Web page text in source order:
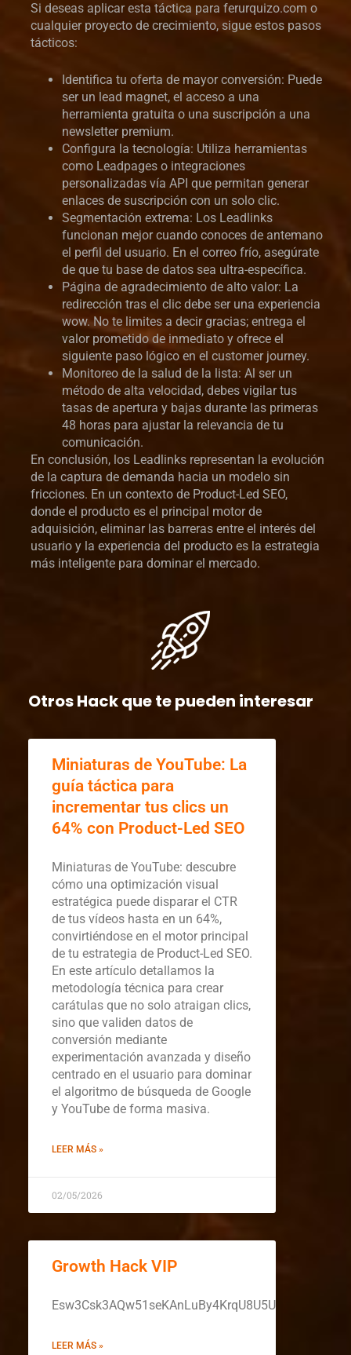
Si deseas aplicar esta táctica para ferurquizo.com o
cualquier proyecto de crecimiento, sigue estos pasos
tácticos:
Identifica tu oferta de mayor conversión: Puede
ser un lead magnet, el acceso a una
herramienta gratuita o una suscripción a una
newsletter premium.
Configura la tecnología: Utiliza herramientas
como Leadpages o integraciones
personalizadas vía API que permitan generar
enlaces de suscripción con un solo clic.
Segmentación extrema: Los Leadlinks
funcionan mejor cuando conoces de antemano
el perfil del usuario. En el correo frío, asegúrate
de que tu base de datos sea ultra-específica.
Página de agradecimiento de alto valor: La
redirección tras el clic debe ser una experiencia
wow. No te limites a decir gracias; entrega el
valor prometido de inmediato y ofrece el
siguiente paso lógico en el customer journey.
Monitoreo de la salud de la lista: Al ser un
método de alta velocidad, debes vigilar tus
tasas de apertura y bajas durante las primeras
48 horas para ajustar la relevancia de tu
comunicación.
En conclusión, los Leadlinks representan la evolución
de la captura de demanda hacia un modelo sin
fricciones. En un contexto de Product-Led SEO,
donde el producto es el principal motor de
adquisición, eliminar las barreras entre el interés del
usuario y la experiencia del producto es la estrategia
más inteligente para dominar el mercado.
Otros Hack que te pueden interesar
Miniaturas de YouTube: La
guía táctica para
incrementar tus clics un
64% con Product-Led SEO
Miniaturas de YouTube: descubre
cómo una optimización visual
estratégica puede disparar el CTR
de tus vídeos hasta en un 64%,
convirtiéndose en el motor principal
de tu estrategia de Product-Led SEO.
En este artículo detallamos la
metodología técnica para crear
carátulas que no solo atraigan clics,
sino que validen datos de
conversión mediante
experimentación avanzada y diseño
centrado en el usuario para dominar
el algoritmo de búsqueda de Google
y YouTube de forma masiva.
LEER MÁS »
02/05/2026
Growth Hack VIP
LEER MÁS »